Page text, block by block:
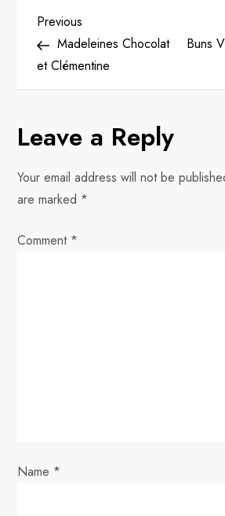
P
o
t
n
a
v
o
Previous
Post
Previous
Madeleines Chocolat
et Clémentine
Buns
Leave a Reply
Your email address will not be
are marked *
Comment *
Name *